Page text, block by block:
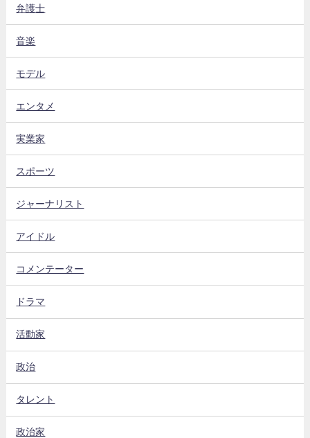
弁護士
音楽
モデル
エンタメ
実業家
スポーツ
ジャーナリスト
アイドル
コメンテーター
ドラマ
活動家
政治
タレント
政治家